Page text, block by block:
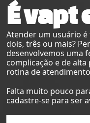
É vapt
Atender um usuário
dois, três ou mais?
desenvolvemos uma
complicação e de
rotina de
Falta muito pouco
cadastre-se para ser